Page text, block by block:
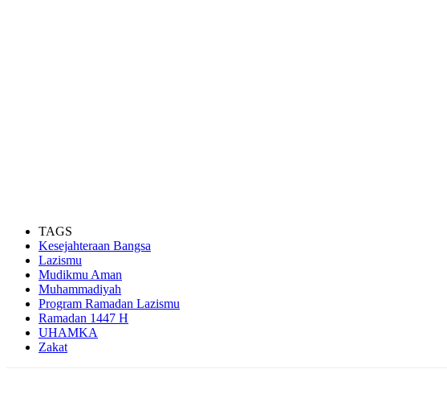
TAGS
Kesejahteraan Bangsa
Lazismu
Mudikmu Aman
Muhammadiyah
Program Ramadan Lazismu
Ramadan 1447 H
UHAMKA
Zakat